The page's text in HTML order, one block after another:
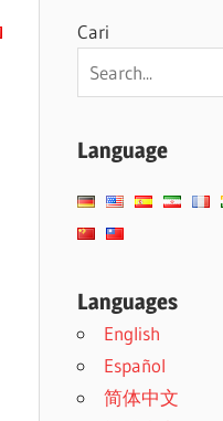
Cari
Language
Languages
English
Español
简体中文